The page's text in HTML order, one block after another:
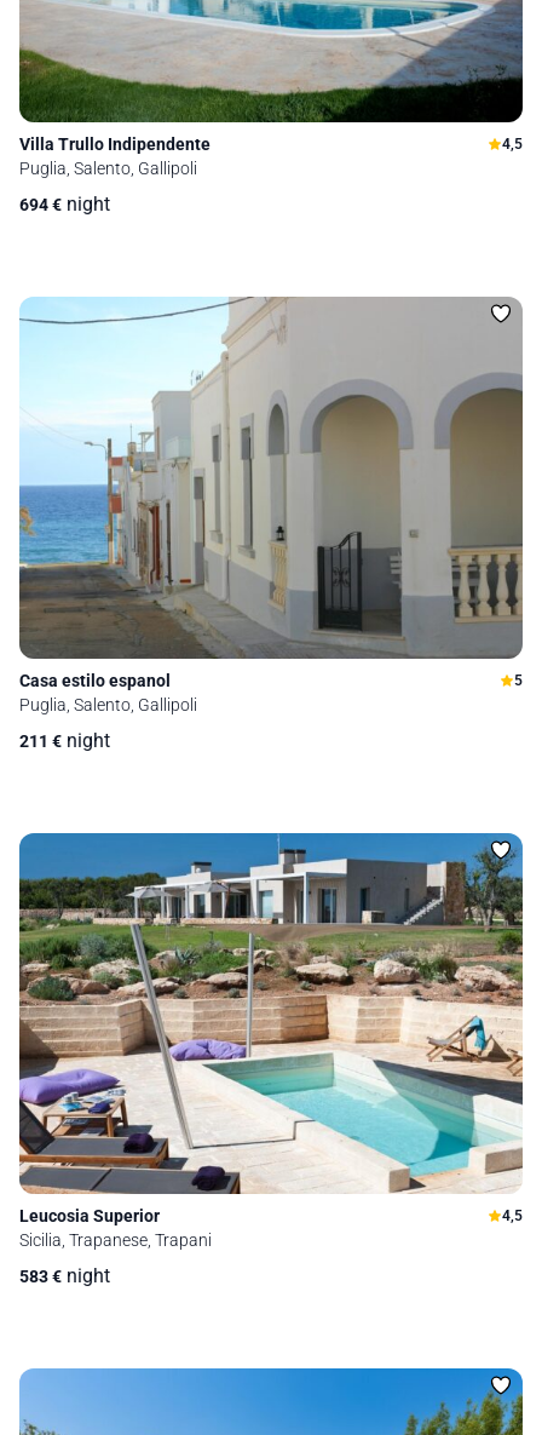
Villa Trullo Indipendente 4,5
Puglia, Salento, Gallipoli
694€ night
Casa estilo espanol 5
Puglia, Salento, Gallipoli
211 € night
Leucosia Superior 4,5
Sicilia, Trapanese, Trapani
583€ night